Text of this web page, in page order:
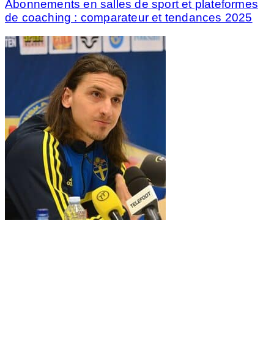
Abonnements en salles de sport et plateformes
de coaching : comparateur et tendances 2025